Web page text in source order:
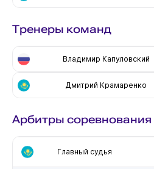
Тренеры команд
Владимир Капуловский
Дмитрий Крамаренко
Арбитры соревнования
Главный судья